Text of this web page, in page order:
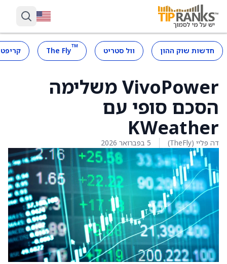
חדשות שוק ההון וול סטריט ™
The Fly
VivoPower משלימה
הסכם סופי עם
KWeather
דה פליי (TheFly) 5 בפברואר 2026